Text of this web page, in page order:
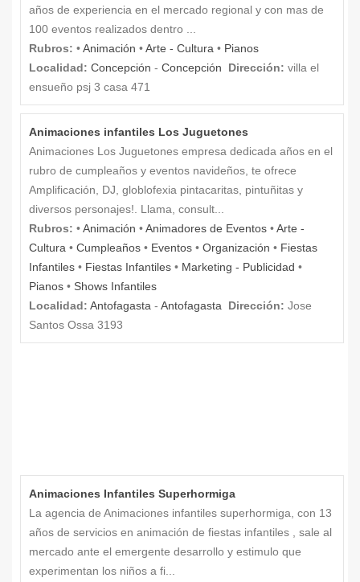
años de experiencia en el mercado regional y con mas de
100 eventos realizados dentro ...
Rubros: •Animación •Arte - Cultura • Pianos
Localidad: Concepción - Concepción Dirección: villa el
ensueño psj 3 casa 471
Animaciones infantiles Los Juguetones
Animaciones Los Juguetones empresa dedicada años en el
rubro de cumpleaños y eventos navideños, te ofrece
Amplificación, DJ, globlofexia pintacaritas, pintuñitas y
diversos personajes!. Llama, consult...
Rubros: •Animación •Animadores de Eventos •Arte -
Cultura • Cumpleaños • Eventos • Organización • Fiestas
Infantiles • Fiestas Infantiles • Marketing - Publicidad •
Pianos • Shows Infantiles
Localidad: Antofagasta - Antofagasta Dirección: Jose
Santos Ossa 3193
Animaciones Infantiles Superhormiga
La agencia de Animaciones infantiles superhormiga, con 13
años de servicios en animación de fiestas infantiles , sale al
mercado ante el emergente desarrollo y estimulo que
experimentan los niños a fi...